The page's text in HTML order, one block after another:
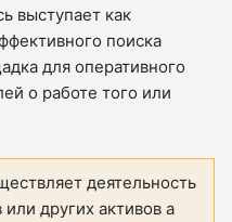
выступает как
поиска
для оперативного
о работе того или
деятельность
других активов а